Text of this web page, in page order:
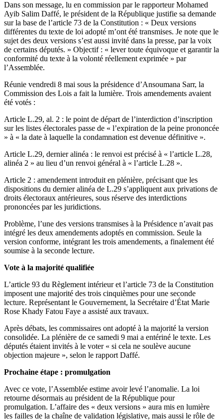
Dans son message, lu en commission par le rapporteur Mohamed
Ayib Salim Daffé, le président de la République justifie sa demande
sur la base de l’article 73 de la Constitution : « Deux versions
différentes du texte de loi adopté m’ont été transmises. Je note que le
sujet des deux versions s’est aussi invité dans la presse, par la voix
de certains députés. » Objectif : « lever toute équivoque et garantir la
conformité du texte à la volonté réellement exprimée » par
l’Assemblée.
Réunie vendredi 8 mai sous la présidence d’Ansoumana Sarr, la
Commission des Lois a fait la lumière. Trois amendements avaient
été votés :
Article L.29, al. 2 : le point de départ de l’interdiction d’inscription
sur les listes électorales passe de « l’expiration de la peine prononcée
» à « la date à laquelle la condamnation est devenue définitive ».
Article L.29, dernier alinéa : le renvoi est précisé à « l’article L.28,
alinéa 2 » au lieu d’un renvoi général à « l’article L.28 ».
Article 2 : amendement introduit en plénière, précisant que les
dispositions du dernier alinéa de L.29 s’appliquent aux privations de
droits électoraux antérieures, sous réserve des interdictions
prononcées par les juridictions.
Problème, l’une des versions transmises à la Présidence n’avait pas
intégré les deux amendements adoptés en commission. Seule la
version conforme, intégrant les trois amendements, a finalement été
soumise à la seconde lecture.
Vote à la majorité qualifiée
L’article 93 du Règlement intérieur et l’article 73 de la Constitution
imposent une majorité des trois cinquièmes pour une seconde
lecture. Représentant le Gouvernement, la Secrétaire d’État Marie
Rose Khady Fatou Faye a assisté aux travaux.
Après débats, les commissaires ont adopté à la majorité la version
consolidée. La plénière de ce samedi 9 mai a entériné le texte. Les
députés étaient invités à le voter « si cela ne soulève aucune
objection majeure », selon le rapport Daffé.
Prochaine étape : promulgation
Avec ce vote, l’Assemblée estime avoir levé l’anomalie. La loi
retourne désormais au président de la République pour
promulgation. L’affaire des « deux versions » aura mis en lumière
les failles de la chaîne de validation législative, mais aussi le rôle de